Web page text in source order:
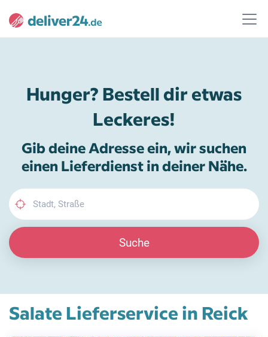
Hunger? Bestell dir etwas
Leckeres!
Gib deine Adresse ein, wir suchen
einen Lieferdienst in deiner Nähe.
Suche
Salate Lieferservice in Reick